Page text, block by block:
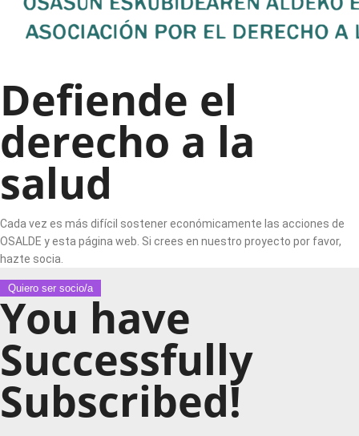
Defiende el
derecho a la
salud
Cada vez es más difícil sostener económicamente las acciones de
OSALDE y esta página web. Si crees en nuestro proyecto por favor,
hazte socia.
Quiero ser socio/a
You have
Successfully
Subscribed!